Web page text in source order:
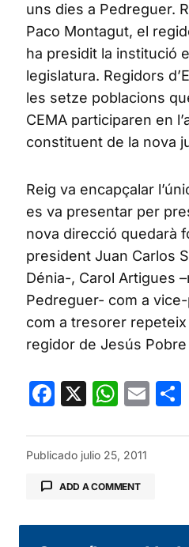
uns dies a Pedreguer.
Paco Montagut, el
ha presidit la institució
legislatura. Regidors
les setze poblacions
CEMA participaren en
constituent de la nova
Reig va encapçalar
es va presentar per
nova direcció quedarà
president Juan Carlos
Dénia-, Carol Artigues
Pedreguer- com a
com a tresorer
regidor de Jesús
Facebook
X
Publicado julio 25, 2011
ADD A COMMENT